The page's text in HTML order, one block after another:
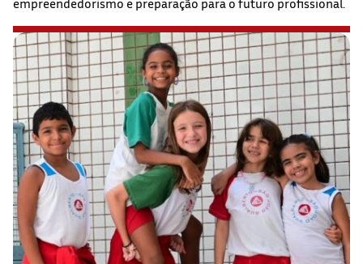
empreendedorismo e preparação para o futuro profissional.